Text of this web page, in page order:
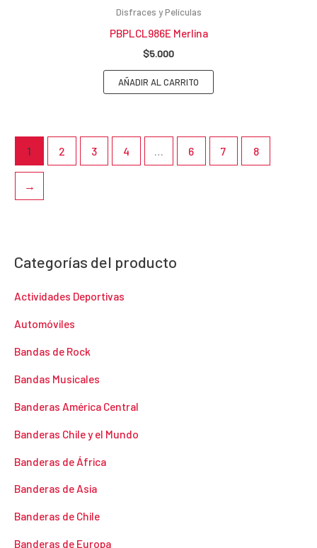
Disfraces y Películas
PBPLCL986E Merlina
$5.000
AÑADIR AL CARRITO
1 2 3 4 … 6 7 8
→
Categorías del producto
Actividades Deportivas
Automóviles
Bandas de Rock
Bandas Musicales
Banderas América Central
Banderas Chile y el Mundo
Banderas de África
Banderas de Asia
Banderas de Chile
Banderas de Europa